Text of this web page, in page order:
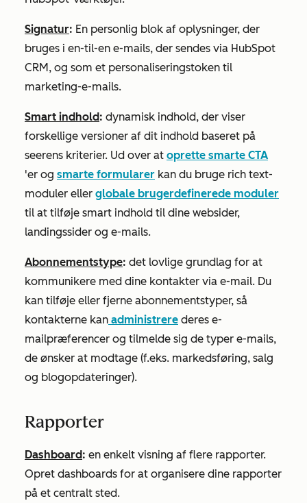
Signatur: En personlig blok af oplysninger, der
bruges i en-til-en e-mails, der sendes via HubSpot
CRM, og som et personaliseringstoken til
marketing-e-mails.
Smart indhold: dynamisk indhold, der viser
forskellige versioner af dit indhold baseret på
seerens kriterier. Ud over at oprette smarte CTA
'er og smarte formularer kan du bruge rich text-
moduler eller globale brugerdefinerede moduler
til at tilføje smart indhold til dine websider,
landingssider og e-mails.
Abonnementstype: det lovlige grundlag for at
kommunikere med dine kontakter via e-mail. Du
kan tilføje eller fjerne abonnementstyper, så
kontakterne kan administrere deres e-
mailpræferencer og tilmelde sig de typer e-mails,
de ønsker at modtage (f.eks. markedsføring, salg
og blogopdateringer).
Rapporter
Dashboard: en enkelt visning af flere rapporter.
Opret dashboards for at organisere dine rapporter
på et centralt sted.